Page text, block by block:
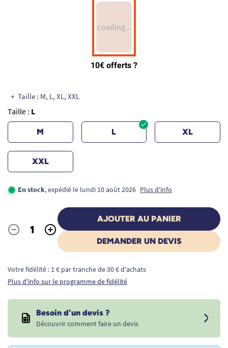
Taille : M, L, XL, XXL
Taille : L
M L XL
XXL
En stock, expédié le lundi 10 août 2026 Plus d'info
Quantité
- +
AJOUTER AU PANIER
DEMANDER UN DEVIS
Votre fidélité : 1 € par tranche de 30 € d'achats
Plus d'info sur le programme de fidélité
Besoin d'un devis ?
Découvrir comment faire un devis